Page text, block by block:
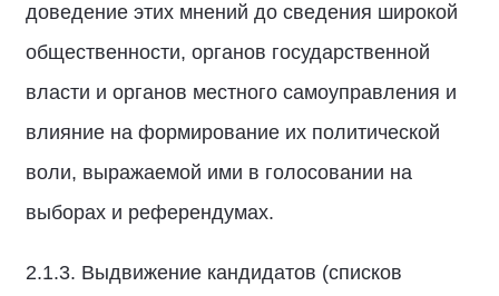
доведение этих мнений до сведения широкой
общественности, органов государственной
власти и органов местного самоуправления и
влияние на формирование их политической
воли, выражаемой ими в голосовании на
выборах и референдумах.
2.1.3. Выдвижение кандидатов (списков